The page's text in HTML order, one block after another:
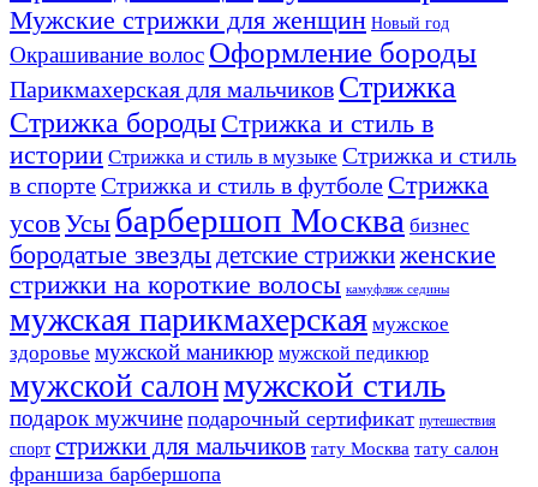
Мужские стрижки для женщин Новый год
Окрашивание волос Оформление бороды
Парикмахерская для мальчиков Стрижка
Стрижка бороды Стрижка и стиль в
истории Стрижка и стиль в музыке Стрижка и стиль
в спортеСтрижка и стиль в футболе Стрижка
усовУсы барбершоп Москва бизнес
бородатые звезды детские стрижкиженские
стрижки на короткие волосы камуфляж седины
мужская парикмахерская мужское
здоровье мужской маникюр мужской педикюр
мужской салонмужской стиль
подарок мужчине подарочный сертификат путешествия
спорт стрижки для мальчиков тату Москва тату салон
франшиза барбершопа